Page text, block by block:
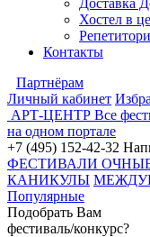
Доставка
Хостел в
Контакты
Партнёрам
Личный кабинет
АРТ-ЦЕНТР Все
на одном портале
+7 (495) 152-42-32
ФЕСТИВАЛИ
КАНИКУЛЫ
Популярные
Подобрать Вам
фестиваль/конкурс?